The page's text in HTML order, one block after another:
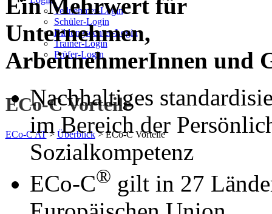
Teilnehmer-Login
Schüler-Login
Bildungscenter-Login
Trainer-Login
Prüfer-Login
ECo-C Vorteile
ECo-C AT> Überblick>ECo-C Vorteile
Ein Mehrwert für
Unternehmen,
ArbeitnehmerInnen und
Nachhaltiges
im Bereich der
Sozialkompetenz
ECo-C® gilt in 27